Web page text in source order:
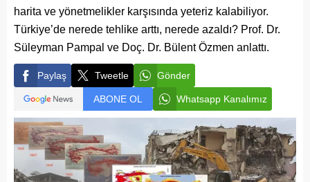
harita ve yönetmelikler karşısında yeteriz kalabiliyor.
Türkiye’de nerede tehlike arttı, nerede azaldı? Prof. Dr.
Süleyman Pampal ve Doç. Dr. Bülent Özmen anlattı.
Paylaş Tweetle Gönder
ABONE OL Whatsapp Kanalımız